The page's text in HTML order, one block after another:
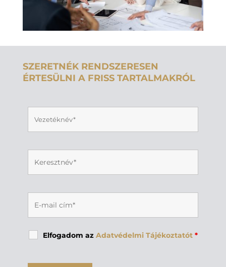
SZERETNÉK RENDSZERESEN
ÉRTESÜLNI A FRISS TARTALMAKRÓL
Elfogadom az Adatvédelmi Tájékoztatót *